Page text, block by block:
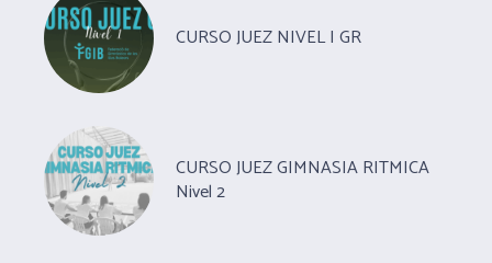
CURSO JUEZ NIVEL I GR
CURSO JUEZ GIMNASIA RITMICA
Nivel 2